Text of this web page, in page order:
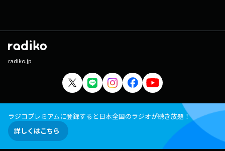
radiko.jp
ラジコプレミアムに登録すると日本全国のラジオが聴き放題！
詳しくはこちら